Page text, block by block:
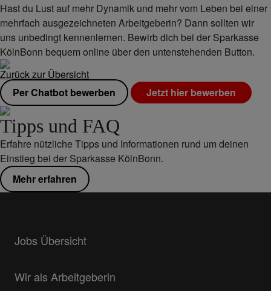
Hast du Lust auf mehr Dynamik und mehr vom Leben bei einer
mehrfach ausgezeichneten Arbeitgeberin? Dann sollten wir
uns unbedingt kennenlernen. Bewirb dich bei der Sparkasse
KölnBonn bequem online über den untenstehenden Button.
Zurück zur Übersicht
Per Chatbot bewerben
Jetzt hier bewerben
Tipps und FAQ
Erfahre nützliche Tipps und Informationen rund um deinen
Einstieg bei der Sparkasse KölnBonn.
Mehr erfahren
Jobs Übersicht
Wir als Arbeitgeberin